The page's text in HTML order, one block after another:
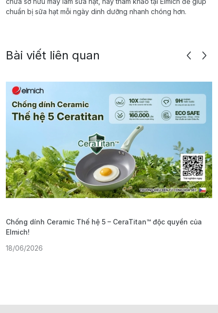
chuẩn bị sữa hạt mỗi ngày dinh dưỡng nhanh chóng hơn.
Bài viết liên quan
Chống dính Ceramic Thế hệ 5 – CeraTitan™ độc quyền của
Elmich!
18/06/2026